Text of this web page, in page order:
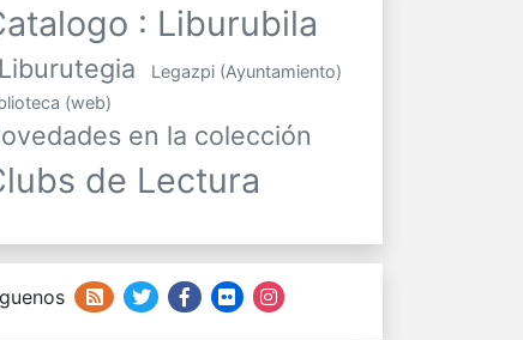
: Liburubila
Legazpi (Ayuntamiento)
(web)
en la colección
de Lectura